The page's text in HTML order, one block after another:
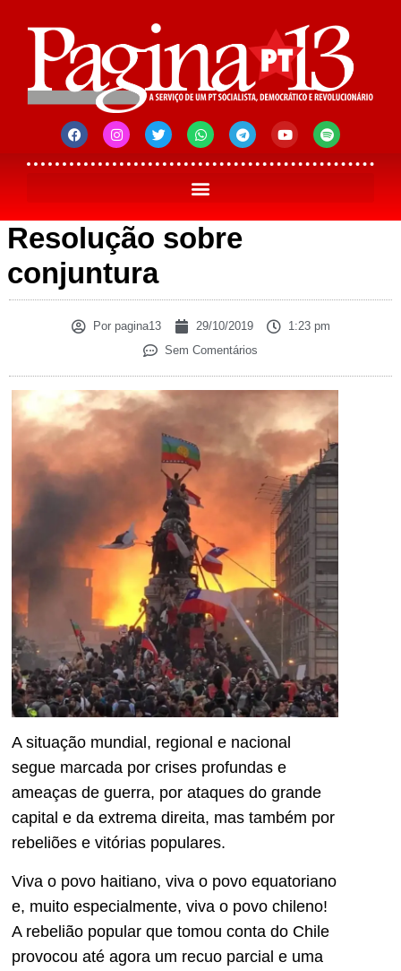
Resolução sobre
conjuntura
Porpagina13 29/10/2019
1:23 pm
Sem Comentários
A situação mundial, regional e nacional
segue marcada por crises profundas e
ameaças de guerra, por ataques do grande
capital e da extrema direita, mas também por
rebeliões e vitórias populares.
Viva o povo haitiano, viva o povo equatoriano
e, muito especialmente, viva o povo chileno!
A rebelião popular que tomou conta do Chile
provocou até agora um recuo parcial e uma